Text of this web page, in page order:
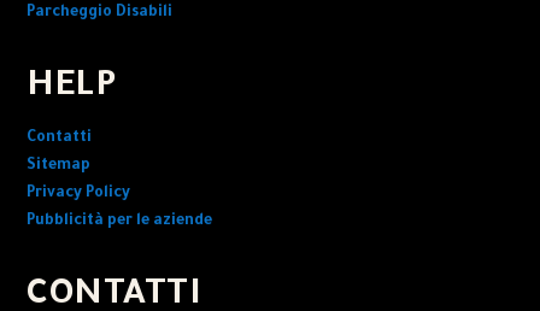
Parcheggio Disabili
HELP
Contatti
Sitemap
Privacy Policy
Pubblicità per le aziende
CONTATTI